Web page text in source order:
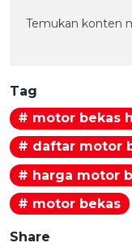
Temukan konten
Tag
# motor bekas
# daftar motor
# harga motor
# motor bekas
Share